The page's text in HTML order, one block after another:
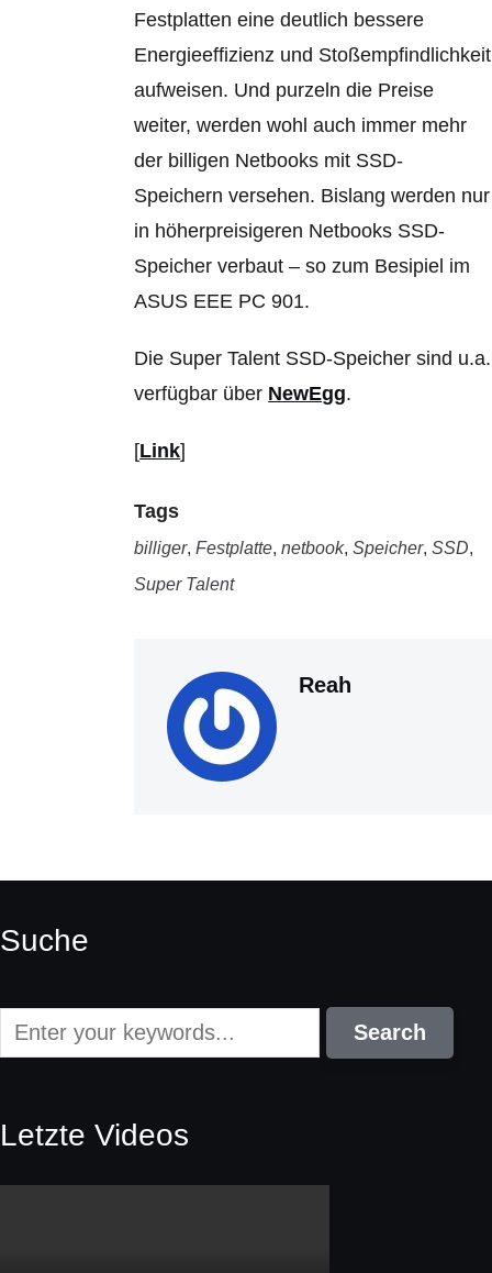
Festplatten eine deutlich bessere
Energieeffizienz und Stoßempfindlichkeit
aufweisen. Und purzeln die Preise
weiter, werden wohl auch immer mehr
der billigen Netbooks mit SSD-
Speichern versehen. Bislang werden nur
in höherpreisigeren Netbooks SSD-
Speicher verbaut – so zum Besipiel im
ASUS EEE PC 901.
Die Super Talent SSD-Speicher sind u.a.
verfügbar über NewEgg.
[Link]
Tags
billiger,Festplatte,netbook,Speicher,SSD,
Super Talent
Reah
Suche
Letzte Videos